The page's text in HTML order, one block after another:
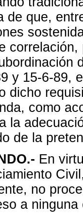
de que,
y 15-6-89,
dicho
como
la
de la
En
no
a